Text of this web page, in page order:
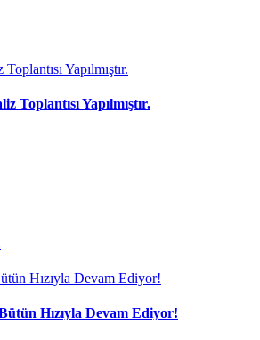
Toplantısı Yapılmıştır.
Hızıyla Devam Ediyor!